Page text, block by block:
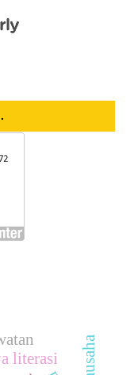
literasi